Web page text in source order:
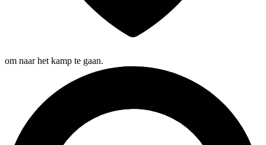
om naar het kamp te gaan.